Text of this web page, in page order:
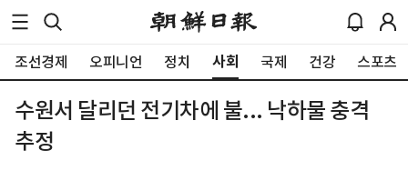
조선경제 오피니언 정치 사회 국제 건강 스포츠
수원서 달리던 전기차에 불... 낙하물 충격
추정